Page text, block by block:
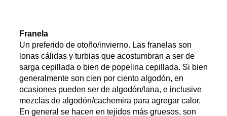
Franela
Un preferido de otoño/invierno. Las franelas son
lonas cálidas y turbias que acostumbran a ser de
sarga cepillada o bien de popelina cepillada. Si bien
generalmente son cien por ciento algodón, en
ocasiones pueden ser de algodón/lana, e inclusive
mezclas de algodón/cachemira para agregar calor.
En general se hacen en tejidos más gruesos, son